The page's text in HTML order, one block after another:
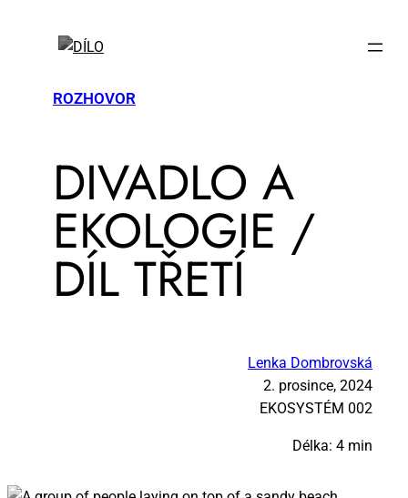
ROZHOVOR
DI­VA­DLO A
EKO­LO­GIE /
DÍL TŘE­TÍ
Lenka Dombrovská
2. prosince, 2024
EKO­SYS­TÉM 002
Délka: 4 min